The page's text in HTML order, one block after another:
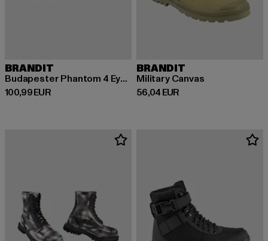
BRANDIT
Budapester Phantom 4 Eye Boot
100,99 EUR
Derzeitiger Preis: 100,99 EUR
BRANDIT
Military Canvas
56,04 EUR
Derzeitiger Preis: 56,04 EUR